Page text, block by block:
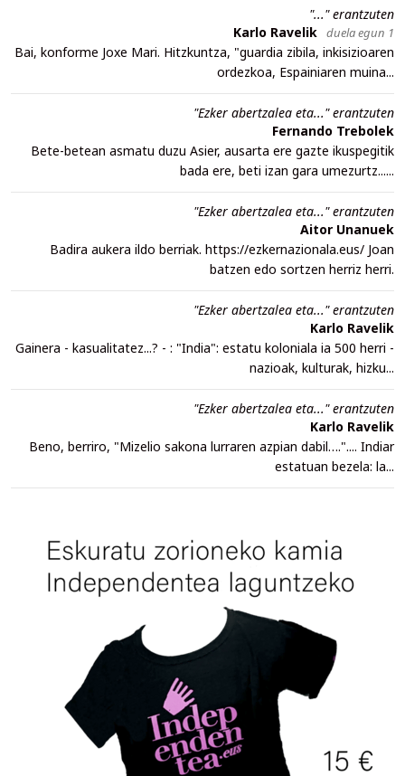
"..." erantzuten
Karlo Ravelik duela egun 1
Bai, konforme Joxe Mari. Hitzkuntza, "guardia zibila, inkisizioaren
ordezkoa, Espainiaren muina...
"Ezker abertzalea eta..." erantzuten
Fernando Trebolek
Bete-betean asmatu duzu Asier, ausarta ere gazte ikuspegitik
bada ere, beti izan gara umezurtz......
"Ezker abertzalea eta..." erantzuten
Aitor Unanuek
Badira aukera ildo berriak. https://ezkernazionala.eus/ Joan
batzen edo sortzen herriz herri.
"Ezker abertzalea eta..." erantzuten
Karlo Ravelik
Gainera - kasualitatez...? - : "India": estatu koloniala ia 500 herri -
nazioak, kulturak, hizku...
"Ezker abertzalea eta..." erantzuten
Karlo Ravelik
Beno, berriro, "Mizelio sakona lurraren azpian dabil….".... Indiar
estatuan bezela: la...